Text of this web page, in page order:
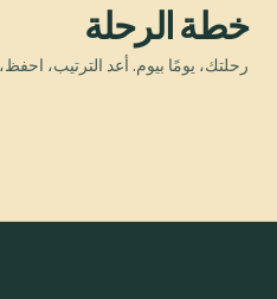
خطة الرحلة
رحلتك، يومًا بيوم. أعد الترتيب،